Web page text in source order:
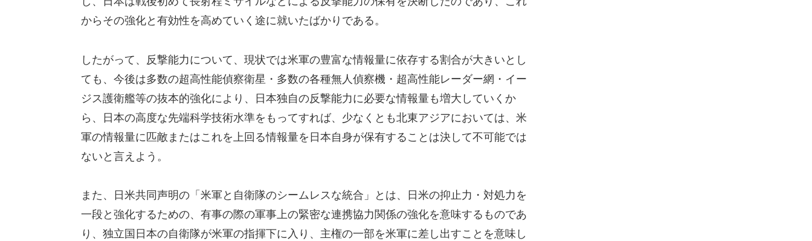
からその強化と有効性を高めていく途に就いたばかりである。
したがって、反撃能力について、現状では米軍の豊富な情報量に依存する割合が大きいとし
ても、今後は多数の超高性能偵察衛星・多数の各種無人偵察機・超高性能レーダー網・イー
ジス護衛艦等の抜本的強化により、日本独自の反撃能力に必要な情報量も増大していくか
ら、日本の高度な先端科学技術水準をもってすれば、少なくとも北東アジアにおいては、米
軍の情報量に匹敵またはこれを上回る情報量を日本自身が保有することは決して不可能では
ないと言えよう。
また、日米共同声明の「米軍と自衛隊のシームレスな統合」とは、日米の抑止力・対処力を
一段と強化するための、有事の際の軍事上の緊密な連携協力関係の強化を意味するものであ
り、独立国日本の自衛隊が米軍の指揮下に入り、主権の一部を米軍に差し出すことを意味し